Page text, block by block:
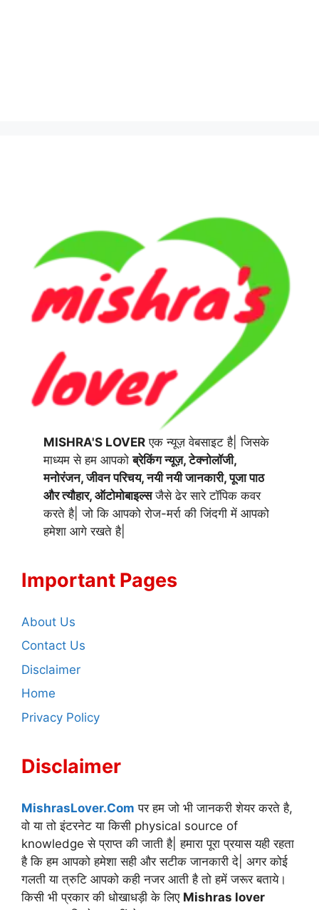
MISHRA'S LOVER एक न्यूज़ वेबसाइट है| जिसके
माध्यम से हम आपकोब्रेकिंग न्यूज़, टेक्नोलॉजी,
मनोरंजन, जीवन परिचय, नयी नयी जानकारी, पूजा पाठ
और त्यौहार, ऑटोमोबाइल्सजैसे ढेर सारे टॉपिक कवर
करते है| जो कि आपको रोज-मर्रा की जिंदगी में आपको
हमेशा आगे रखते है|
Important Pages
About Us
Contact Us
Disclaimer
Home
Privacy Policy
Disclaimer
MishrasLover.Com पर हम जो भी जानकरी शेयर करते है,
वो या तो इंटरनेट या किसी physical source of
knowledge से प्राप्त की जाती है| हमारा पूरा प्रयास यही रहता
है कि हम आपको हमेशा सही और सटीक जानकारी दे| अगर कोई
गलती या त्रुटि आपको कही नजर आती है तो हमें जरूर बताये।
किसी भी प्रकार की धोखाधड़ी के लिए Mishras lover